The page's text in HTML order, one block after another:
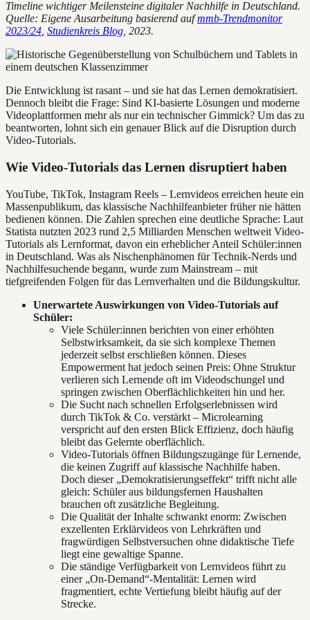
Timeline wichtiger Meilensteine digitaler Nachhilfe in Deutschland.
Quelle: Eigene Ausarbeitung basierend aufmmb-Trendmonitor
2023/24 Studienkreis Blog , 2023.
Die Entwicklung ist rasant – und sie hat das Lernen demokratisiert.
Dennoch bleibt die Frage: Sind KI-basierte Lösungen und moderne
Videoplattformen mehr als nur ein technischer Gimmick? Um das zu
beantworten, lohnt sich ein genauer Blick auf die Disruption durch
Video-Tutorials.
Wie Video-Tutorials das Lernen disruptiert haben
YouTube, TikTok, Instagram Reels – Lernvideos erreichen heute ein
Massenpublikum, das klassische Nachhilfeanbieter früher nie hätten
bedienen können. Die Zahlen sprechen eine deutliche Sprache: Laut
Statista nutzten 2023 rund 2,5 Milliarden Menschen weltweit Video-
Tutorials als Lernformat, davon ein erheblicher Anteil Schüler:innen
in Deutschland. Was als Nischenphänomen für Technik-Nerds und
Nachhilfesuchende begann, wurde zum Mainstream – mit
tiefgreifenden Folgen für das Lernverhalten und die Bildungskultur.
Unerwartete Auswirkungen von Video-Tutorials auf
Schüler:
Viele Schüler:innen berichten von einer erhöhten
Selbstwirksamkeit, da sie sich komplexe Themen
jederzeit selbst erschließen können. Dieses
Empowerment hat jedoch seinen Preis: Ohne Struktur
verlieren sich Lernende oft im Videodschungel und
springen zwischen Oberflächlichkeiten hin und her.
Die Sucht nach schnellen Erfolgserlebnissen wird
durch TikTok & Co. verstärkt – Microlearning
verspricht auf den ersten Blick Effizienz, doch häufig
bleibt das Gelernte oberflächlich.
Video-Tutorials öffnen Bildungszugänge für Lernende,
die keinen Zugriff auf klassische Nachhilfe haben.
Doch dieser „Demokratisierungseffekt“ trifft nicht alle
gleich: Schüler aus bildungsfernen Haushalten
brauchen oft zusätzliche Begleitung.
Die Qualität der Inhalte schwankt enorm: Zwischen
exzellenten Erklärvideos von Lehrkräften und
fragwürdigen Selbstversuchen ohne didaktische Tiefe
liegt eine gewaltige Spanne.
Die ständige Verfügbarkeit von Lernvideos führt zu
einer „On-Demand“-Mentalität: Lernen wird
fragmentiert, echte Vertiefung bleibt häufig auf der
Strecke.